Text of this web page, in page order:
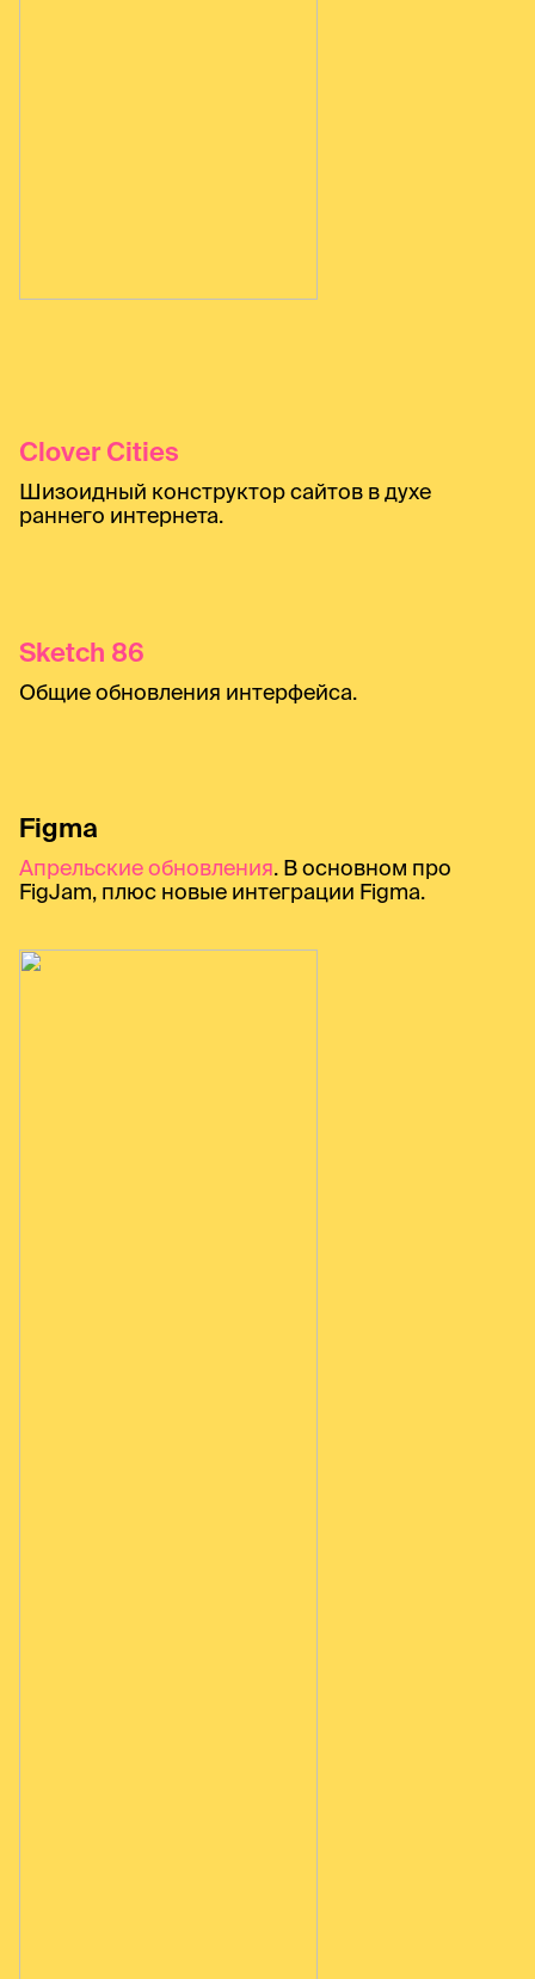
Clover Cities
Шизоидный конструктор сайтов в духе
раннего интернета.
Sketch 86
Общие обновления интерфейса.
Figma
Апрельские обновления. В основном про
FigJam, плюс новые интеграции Figma.